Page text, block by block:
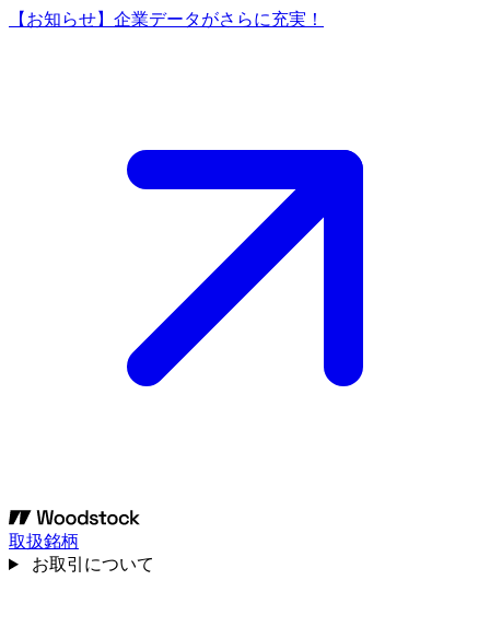
【お知らせ】企業データがさらに充実！
取扱銘柄
お取引について